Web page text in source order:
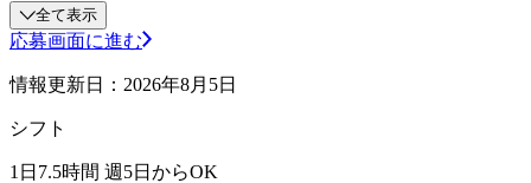
全て表示
応募画面に進む
情報更新日：2026年8月5日
シフト
1日7.5時間 週5日からOK